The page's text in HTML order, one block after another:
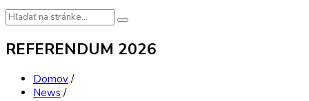
Vyhľadávanie:
REFERENDUM 2026
Domov /
News /